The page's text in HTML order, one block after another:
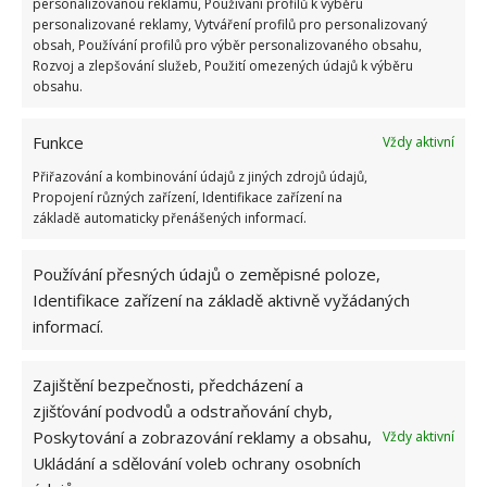
personalizované reklamy, Vytváření profilů pro personalizovaný
obsah, Používání profilů pro výběr personalizovaného obsahu,
Rozvoj a zlepšování služeb, Použití omezených údajů k výběru
obsahu.
Funkce
Vždy aktivní
Přiřazování a kombinování údajů z jiných zdrojů údajů,
Propojení různých zařízení, Identifikace zařízení na
základě automaticky přenášených informací.
Používání přesných údajů o zeměpisné poloze,
Identifikace zařízení na základě aktivně vyžádaných
informací.
Zajištění bezpečnosti, předcházení a
zjišťování podvodů a odstraňování chyb,
Poskytování a zobrazování reklamy a obsahu,
Ukládání a sdělování voleb ochrany osobních
Vždy aktivní
Jméno*
Webová stránka